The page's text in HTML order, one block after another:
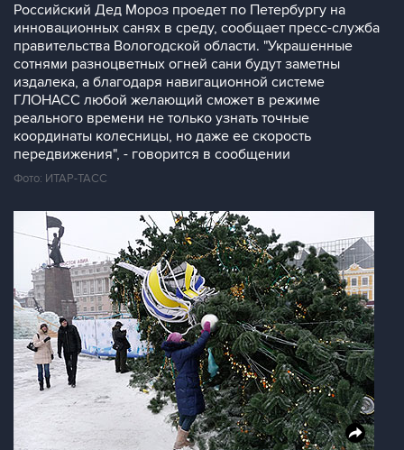
Российский Дед Мороз проедет по Петербургу на
инновационных санях в среду, сообщает пресс-служба
правительства Вологодской области. "Украшенные
сотнями разноцветных огней сани будут заметны
издалека, а благодаря навигационной системе
ГЛОНАСС любой желающий сможет в режиме
реального времени не только узнать точные
координаты колесницы, но даже ее скорость
передвижения", - говорится в сообщении
Фото: ИТАР-ТАСС